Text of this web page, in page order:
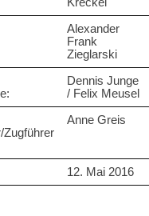
Alexander
Frank
Zieglarski
Dennis Junge
/ Felix Meusel
Zugführer
Anne Greis
12. Mai 2016